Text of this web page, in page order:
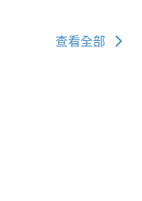
查看全部